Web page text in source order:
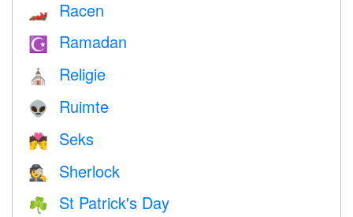
🏎 Racen
☪️ Ramadan
⛪️ Religie
👽 Ruimte
💏 Seks
🕵️ Sherlock
☘️ St Patrick's Day